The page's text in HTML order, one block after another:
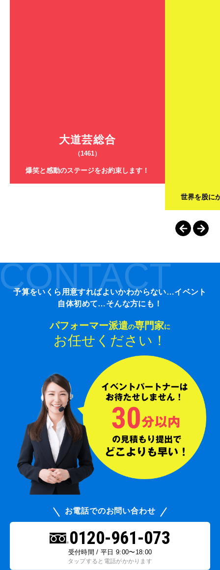
大道芸総合
（1461）
爆笑と感動のステージをお約束します！
世界を股に
予算をいくら用意すればよいかわからない…イベント
自体初めて…そんな方にも！
パフォーマー派遣の専門家に
お任せください！
お電話でのお問い合わせ
0120-961-073
受付時間 / 平日 9:00〜18:00
タップすると電話がかかります